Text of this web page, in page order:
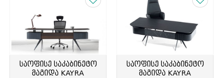
საოფისე საკაბინეტო
მაგიდა KAYRA
საოფისე საკაბინეტო
მაგიდა KAYRA